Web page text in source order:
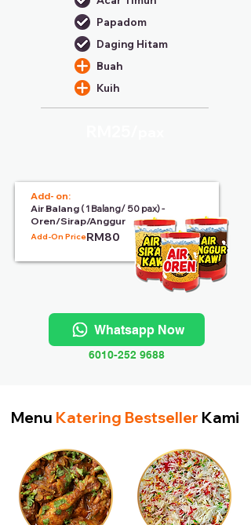
Papadom
Daging Hitam
Buah
Kuih
Add- on:
Air Balang ( 1 Balang/ 50 pax) -
Oren/Sirap/Anggur
Add-On Price:RM80
Whatsapp Now
6010-252 9688
Menu Katering Bestseller Kami